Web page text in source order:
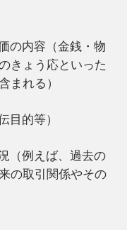
の内容（金銭・物
きょう応といった
まれる）
目的等）
（例えば、過去の
の取引関係やその